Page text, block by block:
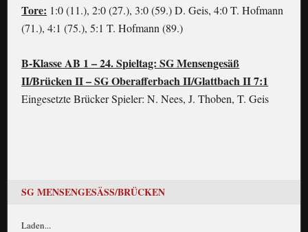
Tore: 1:0 (11.), 2:0 (27.), 3:0 (59.) D. Geis, 4:0 T. Hofmann
(71.), 4:1 (75.), 5:1 T. Hofmann (89.)
B-Klasse AB 1 – 24. Spieltag: SG Mensengesäß
II/Brücken II – SG Oberafferbach II/Glattbach II 7:1
Eingesetzte Brücker Spieler: N. Nees, J. Thoben, T. Geis
SG MENSENGESÄSS/BRÜCKEN
Laden...